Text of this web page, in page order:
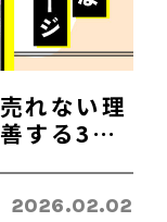
れない理
する3つ
2026.02.02